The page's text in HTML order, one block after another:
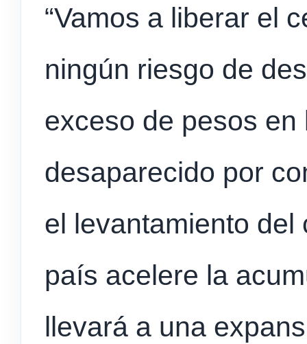
“Vamos a liberar el
ningún riesgo de
exceso de pesos
desaparecido por
el levantamiento del
país acelere la
llevará a una